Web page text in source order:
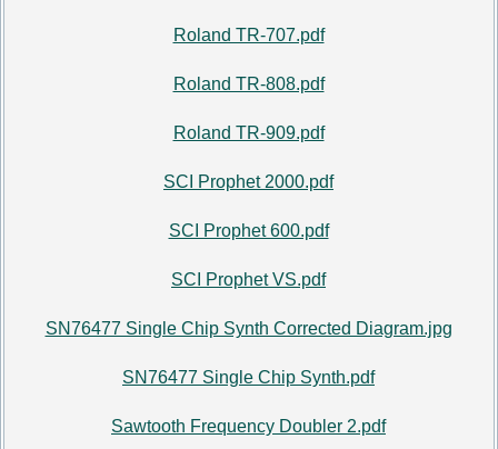
Roland TR-707.pdf
Roland TR-808.pdf
Roland TR-909.pdf
SCI Prophet 2000.pdf
SCI Prophet 600.pdf
SCI Prophet VS.pdf
SN76477 Single Chip Synth Corrected Diagram.jpg
SN76477 Single Chip Synth.pdf
Sawtooth Frequency Doubler 2.pdf